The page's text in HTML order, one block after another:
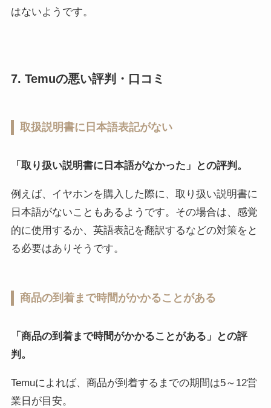
はないようです。
7. Temuの悪い評判・口コミ
取扱説明書に日本語表記がない
「取り扱い説明書に日本語がなかった」との評判。
例えば、イヤホンを購入した際に、取り扱い説明書に
日本語がないこともあるようです。その場合は、感覚
的に使用するか、英語表記を翻訳するなどの対策をと
る必要はありそうです。
商品の到着まで時間がかかることがある
「商品の到着まで時間がかかることがある」との評
判。
Temuによれば、商品が到着するまでの期間は5～12営
業日が目安。